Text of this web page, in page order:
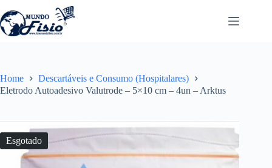
para
o
conteúdo
Home
Descartáveis e Consumo (Hospitalares)
Eletrodo Autoadesivo Valutrode – 5×10 cm – 4un – Arktus
Esgotado